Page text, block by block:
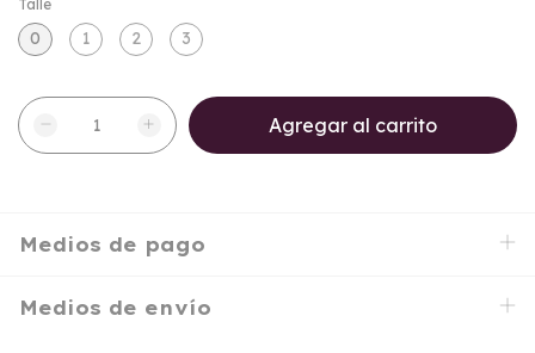
Talle
0 1 2 3
Medios de pago
Medios de envío